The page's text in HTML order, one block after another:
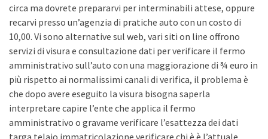
circa ma dovrete prepararvi per interminabili attese, oppure
recarvi presso un’agenzia di pratiche auto con un costo di
10,00. Vi sono alternative sul web, vari siti on line offrono
servizi di visura e consultazione dati per verificare il fermo
amministrativo sull’auto con una maggiorazione di ¾ euro in
più rispetto ai normalissimi canali di verifica, il problema è
che dopo avere eseguito la visura bisogna saperla
interpretare capire l’ente che applica il fermo
amministrativo o gravame verificare l’esattezza dei dati
targa telaio immatricolazione verificare chi è è l’attuale